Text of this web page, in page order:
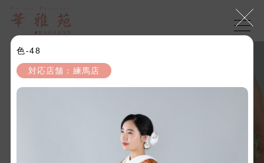
色-48
対応店舗：練馬店